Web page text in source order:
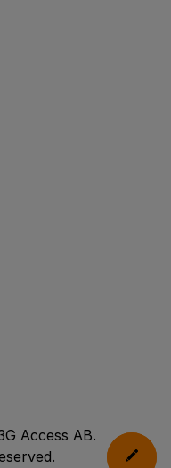
Access AB.